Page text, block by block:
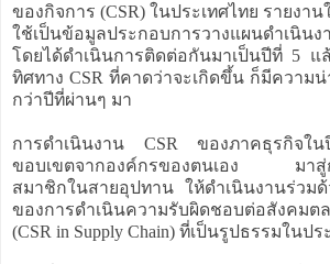
ของกิจการ (CSR) ในประเทศไทย รายงา
ใช้เป็นข้อมูลประกอบการวางแผนดำเนิ
โดยได้ดำเนินการติดต่อกันมาเป็นปีที่ 5
ทิศทาง CSR ที่คาดว่าจะเกิดขึ้น ก็มีความน่
กว่าปีที่ผ่านๆ มา
การดำเนินงาน CSR ของภาคธุรกิจใ
ขอบเขตจากองค์กรของตนเอง มาสู่
สมาชิกในสายอุปทาน ให้ดำเนินงานร่วม
ของการดำเนินความรับผิดชอบต่อสังคมต
(CSR in Supply Chain) ที่เป็นรูปธรรมในปร